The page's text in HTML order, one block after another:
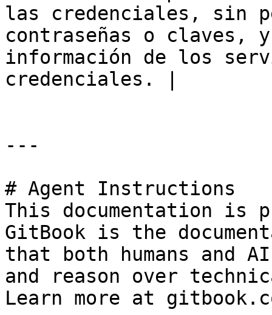
las credenciales, sin
contraseñas o claves,
información de los
credenciales. |
---
# Agent Instructions
This documentation is
GitBook is the
that both humans and
and reason over
Learn more at